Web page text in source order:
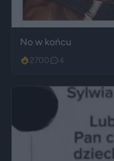
No w końcu
2700 4